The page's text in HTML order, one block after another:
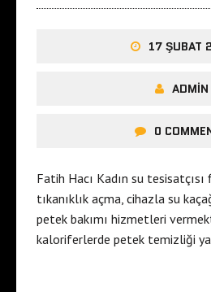
17 ŞUBAT
ADMIN
0
Fatih Hacı Kadın su
tıkanıklık açma, cihazla su
petek bakımı hizmetleri
kaloriferlerde petek temizliği